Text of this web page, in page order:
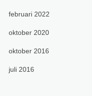
februari 2022
oktober 2020
oktober 2016
juli 2016